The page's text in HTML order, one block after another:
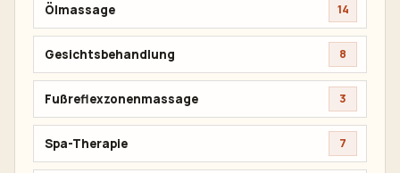
Ölmassage 14
Gesichtsbehandlung 8
Fußreflexzonenmassage 3
Spa-Therapie 7